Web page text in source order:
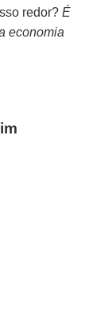
redor? É
economia